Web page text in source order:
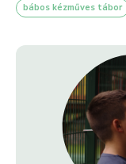
Bátrabban
Könnyebben
ki az
bábos kézműves tábor